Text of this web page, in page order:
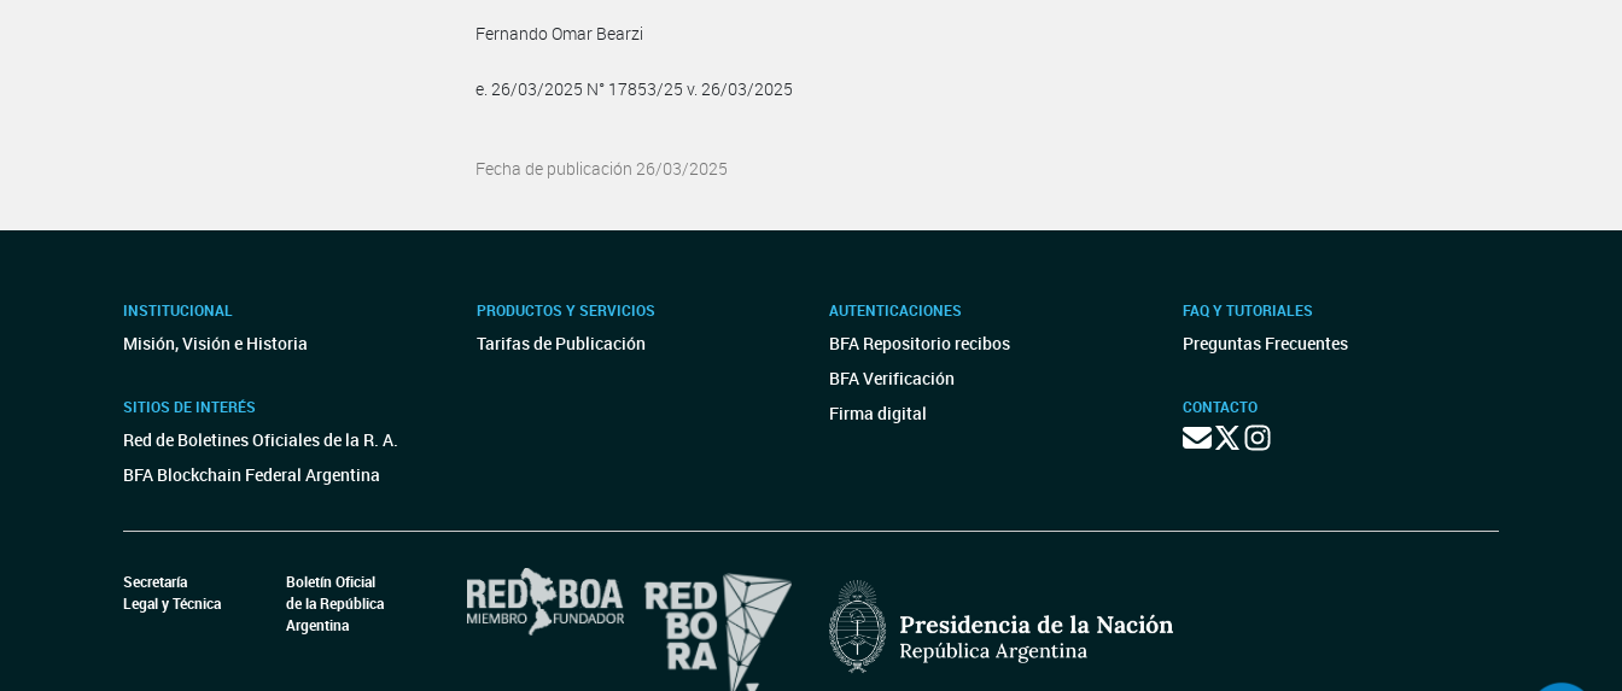
Fernando Omar Bearzi
e. 26/03/2025 N° 17853/25 v. 26/03/2025
Fecha de publicación 26/03/2025
INSTITUCIONAL
Misión, Visión e Historia
SITIOS DE INTERÉS
Red de Boletines Oficiales de la R. A.
BFA Blockchain Federal Argentina
PRODUCTOS Y SERVICIOS
Tarifas de Publicación
AUTENTICACIONES
BFA Repositorio recibos
BFA Verificación
Firma digital
FAQ Y TUTORIALES
Preguntas Frecuentes
CONTACTO
Secretaría
Legal y Técnica
Boletín Oficial
de la República
Argentina